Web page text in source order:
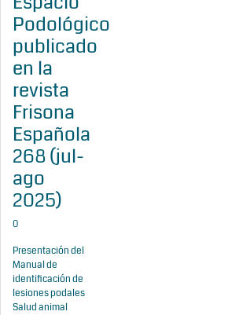
Podológico
publicado
en la
revista
Frisona
Española
268 (jul-
ago
2025)
0
Presentación del
Manual de
identificación de
lesiones podales
Salud animal